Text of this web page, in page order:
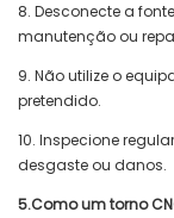
8. Desconecte a
manutenção ou
9. Não utilize o
pretendido.
10. Inspecione
desgaste ou danos.
5.Como um torno